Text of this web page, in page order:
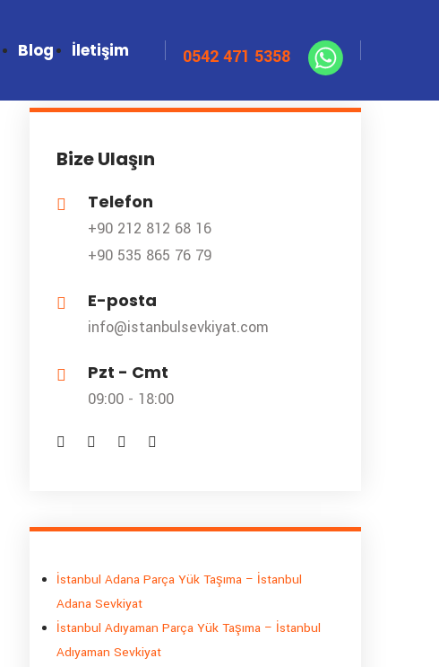
Blog İletişim
Bize Ulaşın
Telefon
+90 212 812 68 16
+90 535 865 76 79
E-posta
info@istanbulsevkiyat.com
Pzt - Cmt
09:00 - 18:00
İstanbul Adana Parça Yük Taşıma – İstanbul
Adana Sevkiyat
İstanbul Adıyaman Parça Yük Taşıma – İstanbul
Adıyaman Sevkiyat